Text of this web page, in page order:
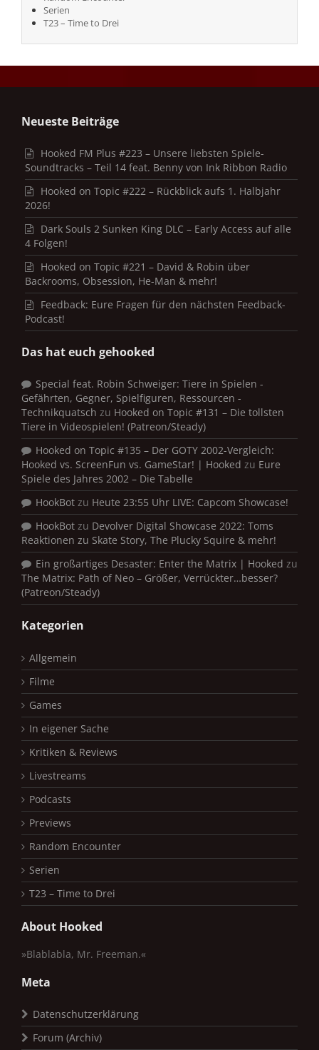
Serien
T23 – Time to Drei
Neueste Beiträge
Hooked FM Plus #223 – Unsere liebsten Spiele-
Soundtracks – Teil 14 feat. Benny von Ink Ribbon Radio
Hooked on Topic #222 – Rückblick aufs 1. Halbjahr
2026!
Dark Souls 2 Sunken King DLC – Early Access auf alle
4 Folgen!
Hooked on Topic #221 – David & Robin über
Backrooms, Obsession, He-Man & mehr!
Feedback: Eure Fragen für den nächsten Feedback-
Podcast!
Das hat euch gehooked
Special feat. Robin Schweiger: Tiere in Spielen -
Gefährten, Gegner, Spielfiguren, Ressourcen -
Technikquatsch zu Hooked on Topic #131 – Die tollsten
Tiere in Videospielen! (Patreon/Steady)
Hooked on Topic #135 – Der GOTY 2002-Vergleich:
Hooked vs. ScreenFun vs. GameStar! | Hooked zu Eure
Spiele des Jahres 2002 – Die Tabelle
HookBot zu Heute 23:55 Uhr LIVE: Capcom Showcase!
HookBot zu Devolver Digital Showcase 2022: Toms
Reaktionen zu Skate Story, The Plucky Squire & mehr!
Ein großartiges Desaster: Enter the Matrix | Hooked zu
The Matrix: Path of Neo – Größer, Verrückter…besser?
(Patreon/Steady)
Kategorien
Allgemein
Filme
Games
In eigener Sache
Kritiken & Reviews
Livestreams
Podcasts
Previews
Random Encounter
Serien
T23 – Time to Drei
About Hooked
»Blablabla, Mr. Freeman.«
Meta
Datenschutzerklärung
Forum (Archiv)